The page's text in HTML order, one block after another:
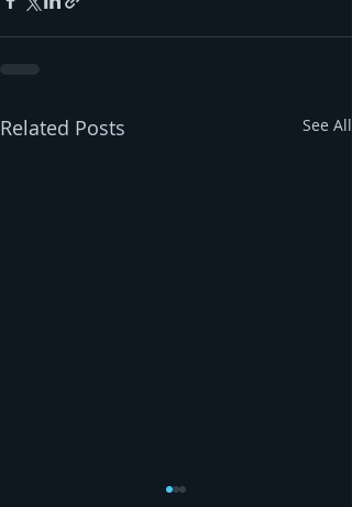
Related Posts See All